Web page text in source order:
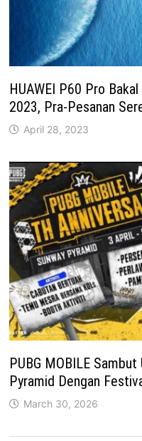
HUAWEI P60 Pro
2023, Pra-Pesanan
April 28, 2023
PUBG MOBILE
Pyramid Dengan
March 30, 2026